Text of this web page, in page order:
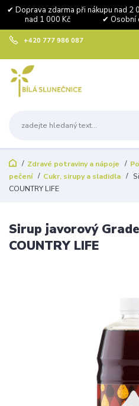
✔ Doprava zdarma při nákupu
nad 1 000 Kč ✔ Osobní
+420 777 986 087
Zdravé potraviny a nápoje
pečení
Cukr, sirupy a sladidla
COUNTRY LIFE
Sirup javorový
COUNTRY LIFE